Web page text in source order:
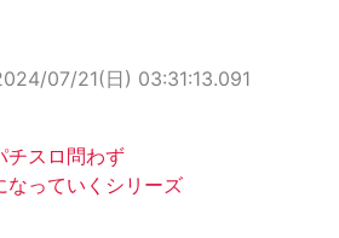
07/21(日) 03:31:13.091
チスロ問わず
なっていくシリーズ